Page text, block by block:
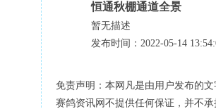
恒通秋棚通道全景
暂无描述
发布时间：2022-05-14
免责声明：本网凡是由用户发布的
赛鸽资讯网不提供任何保证，并不承